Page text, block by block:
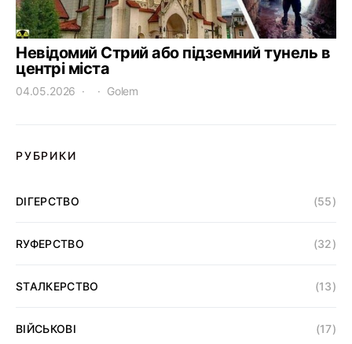
Невідомий Стрий або підземний тунель в
центрі міста
04.05.2026 Golem
РУБРИКИ
DІГЕРСТВО (55)
RУФЕРСТВО (32)
SТАЛКЕРСТВО (13)
ВІЙСЬКОВІ (17)